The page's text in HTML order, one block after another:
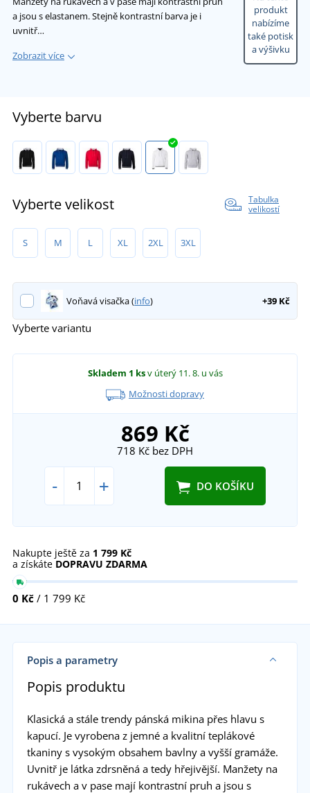
a jsou s elastanem. Stejně kontrastní barva je i
uvnitř…
Zobrazit více
produkt
nabízíme
také potisk
a výšivku
Vyberte barvu
Vyberte velikost
Tabulka
velikostí
S M L XL 2XL 3XL
Voňavá visačka (info) +39 Kč
Vyberte variantu
Skladem 1 ksv úterý 11. 8. u vás
Možnosti dopravy
869 Kč
718 Kč bez DPH
- + DO KOŠÍKU
Nakupte ještě za 1 799 Kč
a získáte DOPRAVU ZDARMA
0 Kč / 1 799 Kč
Popis a parametry
Popis produktu
Klasická a stále trendy pánská mikina přes hlavu s
kapucí. Je vyrobena z jemné a kvalitní teplákové
tkaniny s vysokým obsahem bavlny a vyšší gramáže.
Uvnitř je látka zdrsněná a tedy hřejivější. Manžety na
rukávech a v pase mají kontrastní pruh a jsou s